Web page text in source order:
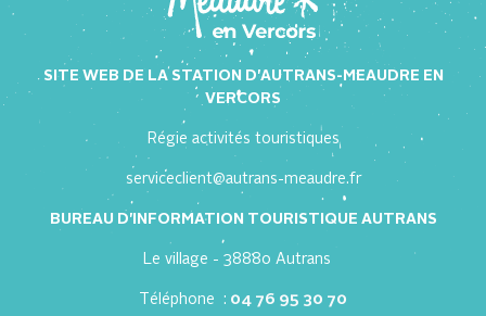
SITE WEB DE LA STATION D'AUTRANS-MEAUDRE EN
VERCORS
Régie activités touristiques
serviceclient@autrans-meaudre.fr
BUREAU D'INFORMATION TOURISTIQUE AUTRANS
Le village - 38880 Autrans
Téléphone : 04 76 95 30 70